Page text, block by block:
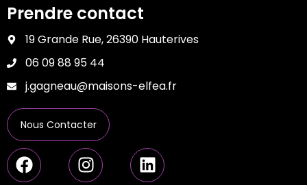
Prendre contact
19 Grande Rue, 26390 Hauterives
06 09 88 95 44
j.gagneau@maisons-elfea.fr
Nous Contacter